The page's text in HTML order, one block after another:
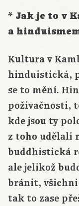
* Jak je to v
a
Kultura v
hinduistická,
se to mění.
poživačnosti,
kde jsou ty
z toho udělali
buddhistická
ale jelikož
bránit,
tak to zase